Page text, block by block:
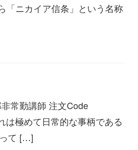
ニカイア信条」という名称
常勤講師 注文Code
極めて日常的な事柄である
て […]